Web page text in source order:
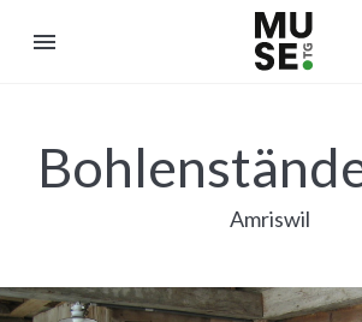
menu
Amriswil